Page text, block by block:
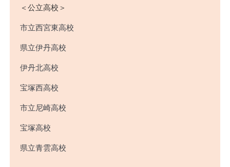
＜公立高校＞
市立西宮東高校
県立伊丹高校
伊丹北高校
宝塚西高校
市立尼崎高校
宝塚高校
県立青雲高校